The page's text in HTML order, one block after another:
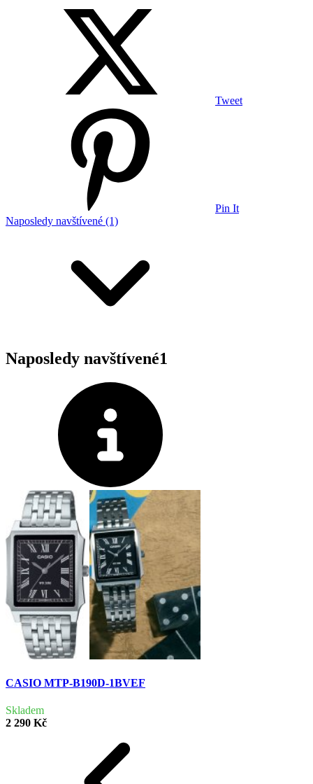
Tweet
Pin It
Naposledy navštívené (1)
Naposledy navštívené1
CASIO MTP-B190D-1BVEF
Skladem
2 290 Kč